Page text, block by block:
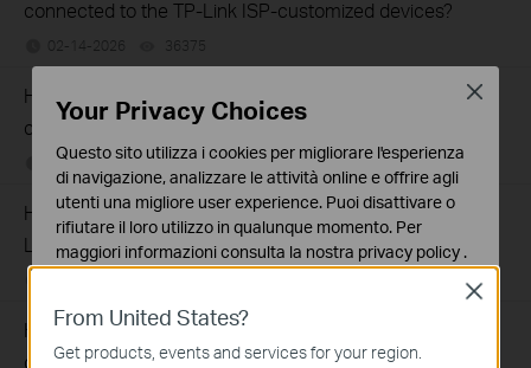
connected to the TP-Link ISP-customized devices?
02-14-2026 36375
How to set up an IPv6 connection on TP-Link ISP-
customized devices
02-14-2026 38767 views
How to back up and restore the configuration file of TP-
Link ISP-customized devices
How to configure IP & MAC Binding on TP-Link ISP-
customized Router
From United States?
Get products, events and services for your region.
Close
Your Privacy Choices
Questo sito utilizza i cookies per migliorare l'esperienza
di navigazione, analizzare le attività online e offrire agli
utenti una migliore user experience. Puoi disattivare o
rifiutare il loro utilizzo in qualunque momento. Per
maggiori informazioni consulta la nostra privacy policy .
Questi cookies sono necessari per il corretto
funzionamento del sito e non possono essere disattivati
Close